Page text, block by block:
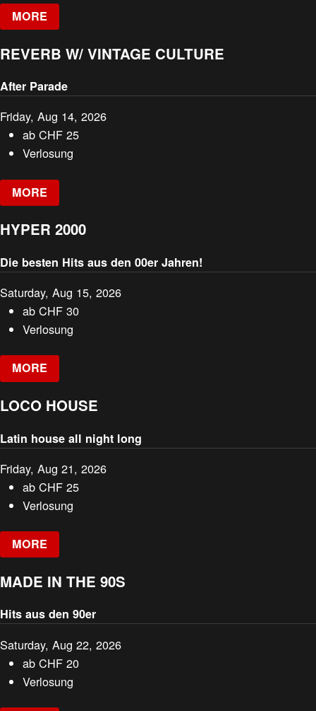
MORE
REVERB W/ VINTAGE CULTURE
After Parade
Friday, Aug 14, 2026
abCHF 25
Verlosung
MORE
HYPER 2000
Die besten Hits aus den 00er Jahren!
Saturday, Aug 15, 2026
abCHF 30
Verlosung
MORE
LOCO HOUSE
Latin house all night long
Friday, Aug 21, 2026
abCHF 25
Verlosung
MORE
MADE IN THE 90S
Hits aus den 90er
Saturday, Aug 22, 2026
abCHF 20
Verlosung